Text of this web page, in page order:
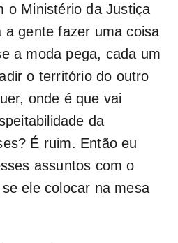
o Ministério da Justiça
gente fazer uma coisa
a moda pega, cada um
o território do outro
onde é que vai
da
É ruim. Então eu
assuntos com o
ele colocar na mesa